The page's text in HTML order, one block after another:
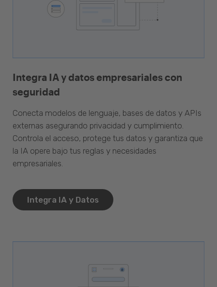
Integra IA y datos empresariales con
seguridad
Conecta modelos de lenguaje, bases de datos y APIs
externas asegurando privacidad y cumplimiento.
Controla el acceso, protege tus datos y garantiza que
la IA opere bajo tus reglas y necesidades
empresariales.
Integra IA y Datos